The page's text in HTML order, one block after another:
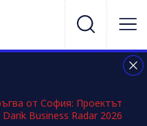
от София: Проектът
Business Radar 2026